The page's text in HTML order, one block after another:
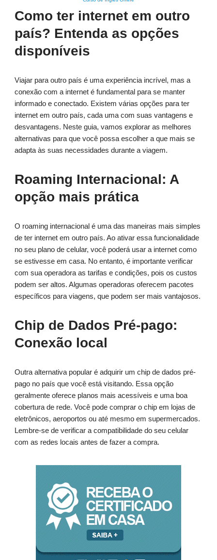
Como ter internet em outro
país? Entenda as opções
disponíveis
Viajar para outro país é uma experiência incrível, mas a
conexão com a internet é fundamental para se manter
informado e conectado. Existem várias opções para ter
internet em outro país, cada uma com suas vantagens e
desvantagens. Neste guia, vamos explorar as melhores
alternativas para que você possa escolher a que mais se
adapta às suas necessidades durante a viagem.
Roaming Internacional: A
opção mais prática
O roaming internacional é uma das maneiras mais simples
de ter internet em outro país. Ao ativar essa funcionalidade
no seu plano de celular, você poderá usar a internet como
se estivesse em casa. No entanto, é importante verificar
com sua operadora as tarifas e condições, pois os custos
podem ser altos. Algumas operadoras oferecem pacotes
específicos para viagens, que podem ser mais vantajosos.
Chip de Dados Pré-pago:
Conexão local
Outra alternativa popular é adquirir um chip de dados pré-
pago no país que você está visitando. Essa opção
geralmente oferece planos mais acessíveis e uma boa
cobertura de rede. Você pode comprar o chip em lojas de
eletrônicos, aeroportos ou até mesmo em supermercados.
Lembre-se de verificar a compatibilidade do seu celular
com as redes locais antes de fazer a compra.